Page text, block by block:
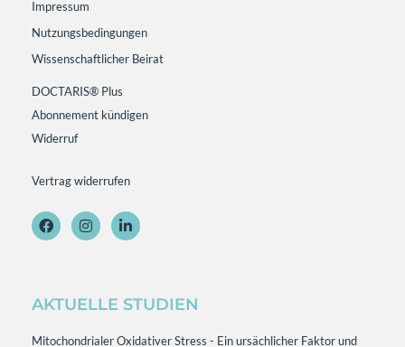
Impressum
Nutzungsbedingungen
Wissenschaftlicher Beirat
DOCTARIS® Plus
Abonnement kündigen
Widerruf
Vertrag widerrufen
AKTUELLE STUDIEN
Mitochondrialer Oxidativer Stress - Ein ursächlicher Faktor und